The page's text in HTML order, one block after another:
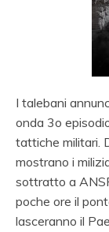
I talebani
onda 3o
tattiche militari.
mostrano i
sottratto a
poche ore il
lasceranno il